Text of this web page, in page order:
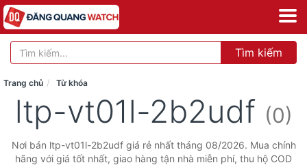
Tìm kiếm
Trang chủ Từ khóa
ltp-vt01l-2b2udf (0)
Nơi bán ltp-vt01l-2b2udf giá rẻ nhất tháng 08/2026. Mua chính
hãng với giá tốt nhất, giao hàng tận nhà miễn phí, thu hộ COD